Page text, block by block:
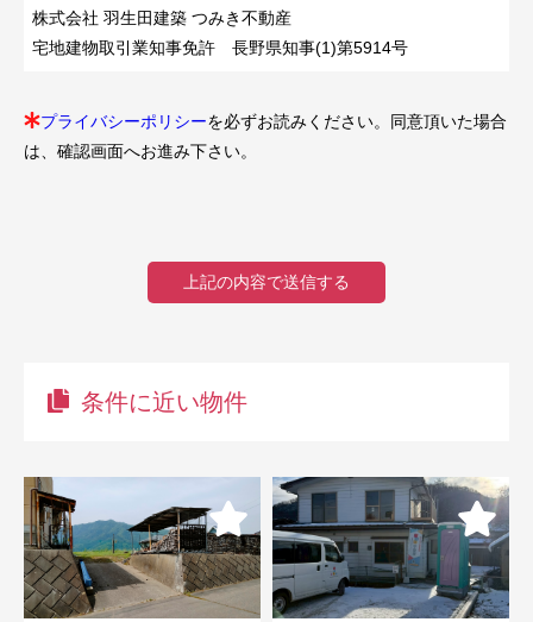
株式会社 羽生田建築 つみき不動産
宅地建物取引業知事免許 長野県知事(1)第5914号
プライバシーポリシーを必ずお読みください。同意頂いた場合
は、確認画面へお進み下さい。
条件に近い物件